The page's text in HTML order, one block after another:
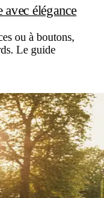
élégance
ou à boutons,
Le guide